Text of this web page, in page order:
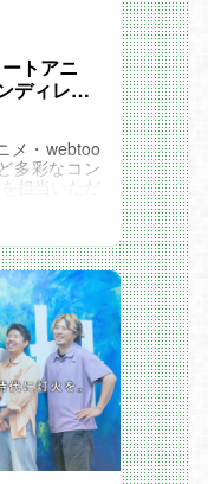
広げていき
ード感と裁
熱量と成長
す。
したい方
イン監修、
い方
活かして、
作りたい方
ッズ企画
ブ監修
ーション施
び改善施策
トアニ
ディレク
メ・webtoo
多彩なコン
担当いただ
レクター、
振り役”をお
メ市場は、
に成長して
200万人の
ショートア
トップ。